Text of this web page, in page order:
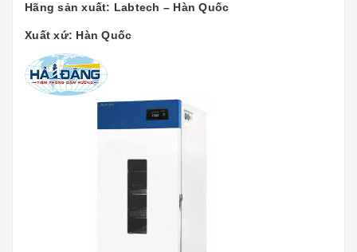
Hãng sản xuất: Labtech – Hàn Quốc
Xuất xứ: Hàn Quốc